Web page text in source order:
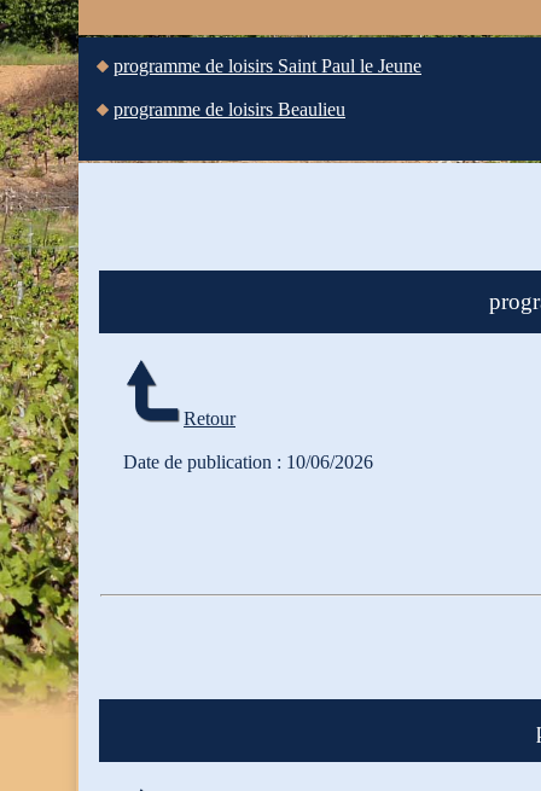
programme de loisirs Saint Paul le Jeune
programme de loisirs Beaulieu
Retour
Date de publication : 10/06/2026